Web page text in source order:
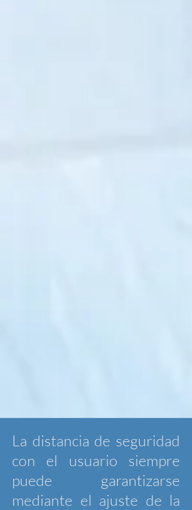
La distancia de seguridad
con el usuario siempre
puede garantizarse
mediante el ajuste de la